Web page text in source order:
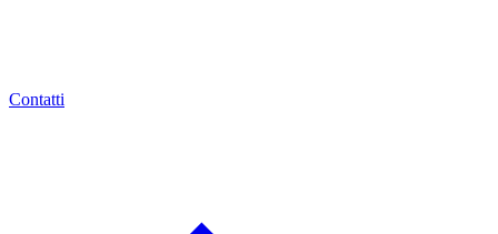
Contatti